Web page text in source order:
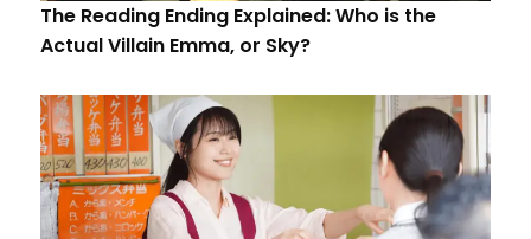
The Reading Ending Explained: Who is the
Actual Villain Emma, or Sky?